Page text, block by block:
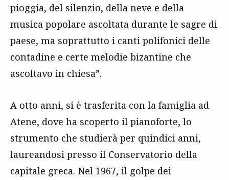
pioggia, del silenzio, della neve e della
musica popolare ascoltata durante le sagre di
paese, ma soprattutto i canti polifonici delle
contadine e certe melodie bizantine che
ascoltavo in chiesa”.
A otto anni, si è trasferita con la famiglia ad
Atene, dove ha scoperto il pianoforte, lo
strumento che studierà per quindici anni,
laureandosi presso il Conservatorio della
capitale greca. Nel 1967, il golpe dei